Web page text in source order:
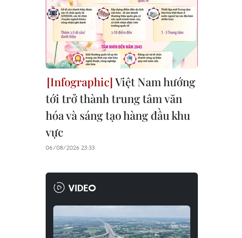
Việt Nam hướng
tới trở thành trung tâm văn
hóa và sáng tạo hàng đầu khu
vực
06/08/2026 23:33
VIDEO